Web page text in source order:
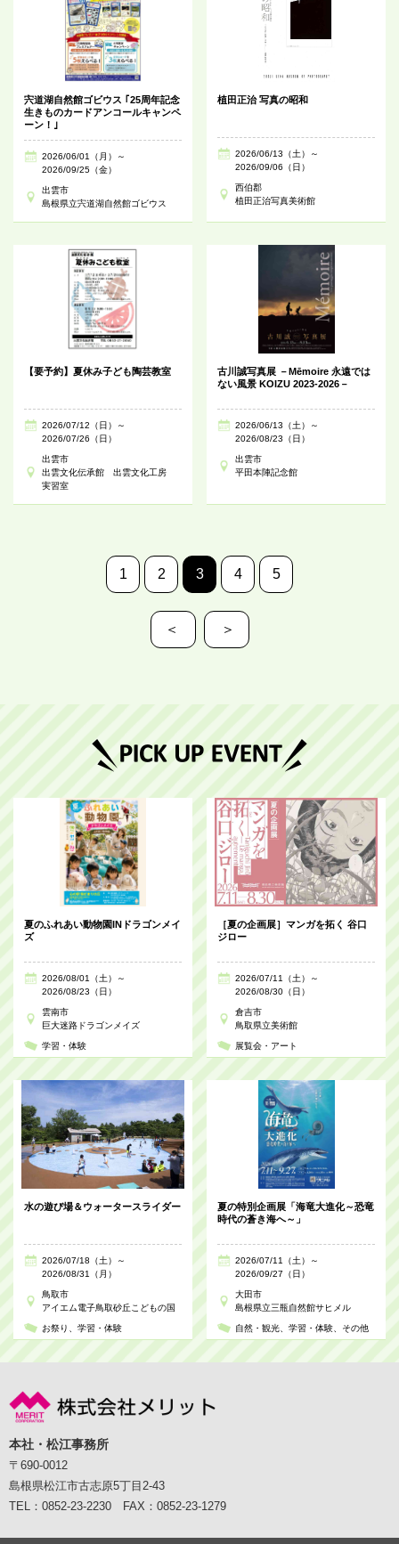
宍道湖自然館ゴビウス ｢25周年記念
生きものカードアンコールキャンペ
ーン！｣
2026/06/01（月）～
2026/09/25（金）
出雲市
島根県立宍道湖自然館ゴビウス
植田正治 写真の昭和
2026/06/13（土）～
2026/09/06（日）
西伯郡
植田正治写真美術館
【要予約】夏休み子ども陶芸教室
2026/07/12（日）～
2026/07/26（日）
出雲市
出雲文化伝承館 出雲文化工房
実習室
古川誠写真展 －Mēmoire 永遠では
ない風景 KOIZU 2023-2026－
2026/06/13（土）～
2026/08/23（日）
出雲市
平田本陣記念館
1 2 3 4 5
＜ ＞
夏のふれあい動物園INドラゴンメイ
ズ
2026/08/01（土）～
2026/08/23（日）
雲南市
巨大迷路ドラゴンメイズ
学習・体験
［夏の企画展］マンガを拓く 谷口
ジロー
2026/07/11（土）～
2026/08/30（日）
倉吉市
鳥取県立美術館
展覧会・アート
水の遊び場＆ウォータースライダー
2026/07/18（土）～
2026/08/31（月）
鳥取市
アイエム電子鳥取砂丘こどもの国
お祭り 学習・体験
夏の特別企画展「海竜大進化～恐竜
時代の蒼き海へ～」
2026/07/11（土）～
2026/09/27（日）
大田市
島根県立三瓶自然館サヒメル
自然・観光 学習・体験 その他
本社・松江事務所
〒690-0012
島根県松江市古志原5丁目2-43
TEL：0852-23-2230 FAX：0852-23-1279